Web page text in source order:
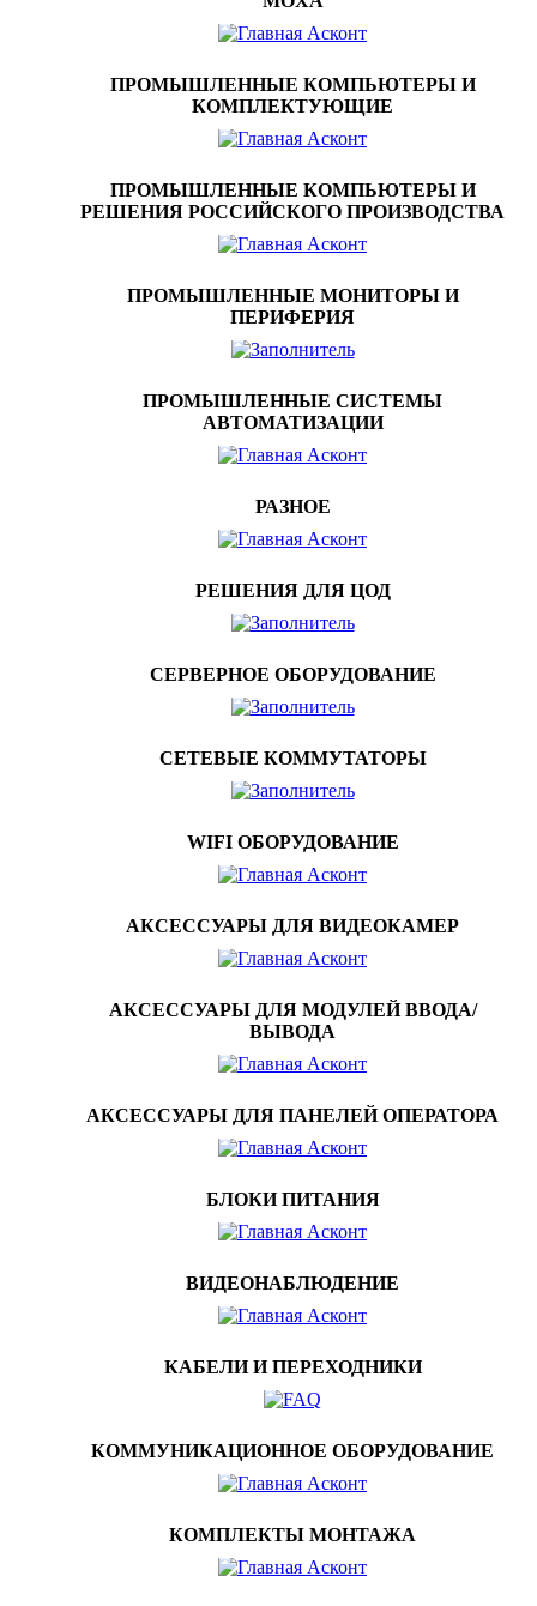
ПРОМЫШЛЕННЫЕ КОМПЬЮТЕРЫ И
КОМПЛЕКТУЮЩИЕ
ПРОМЫШЛЕННЫЕ КОМПЬЮТЕРЫ И
РЕШЕНИЯ РОССИЙСКОГО ПРОИЗВОДСТВА
ПРОМЫШЛЕННЫЕ МОНИТОРЫ И
ПЕРИФЕРИЯ
ПРОМЫШЛЕННЫЕ СИСТЕМЫ
АВТОМАТИЗАЦИИ
РАЗНОЕ
РЕШЕНИЯ ДЛЯ ЦОД
СЕРВЕРНОЕ ОБОРУДОВАНИЕ
СЕТЕВЫЕ КОММУТАТОРЫ
WIFI ОБОРУДОВАНИЕ
АКСЕССУАРЫ ДЛЯ ВИДЕОКАМЕР
АКСЕССУАРЫ ДЛЯ МОДУЛЕЙ ВВОДА/
ВЫВОДА
АКСЕССУАРЫ ДЛЯ ПАНЕЛЕЙ ОПЕРАТОРА
БЛОКИ ПИТАНИЯ
ВИДЕОНАБЛЮДЕНИЕ
КАБЕЛИ И ПЕРЕХОДНИКИ
КОММУНИКАЦИОННОЕ ОБОРУДОВАНИЕ
КОМПЛЕКТЫ МОНТАЖА